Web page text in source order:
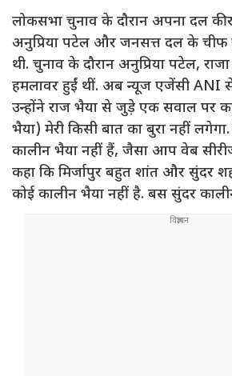
लोकसभा चुनाव के दौरान अपना दल की
अनुप्रिया पटेल और जनसत्त दल के चीफ
थी. चुनाव के दौरान अनुप्रिया पटेल,
हमलावर हुईं थीं. अब न्यूज एजेंसी ANI
उन्होंने राज भैया से जुड़े एक सवाल पर
भैया) मेरी किसी बात का बुरा नहीं लगेगा.
कालीन भैया नहीं हैं, जैसा आप वेब
कहा कि मिर्जापुर बहुत शांत और सुंदर
कोई कालीन भैया नहीं है. बस सुंदर